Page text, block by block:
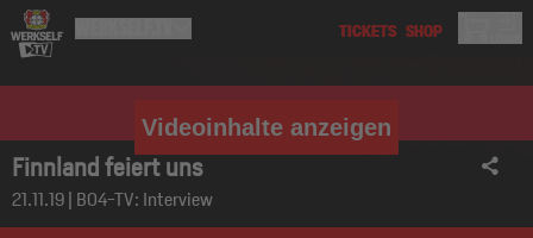
Videoinhalte anzeigen
Finnland feiert uns
21.11.19 | B04-TV: Interview